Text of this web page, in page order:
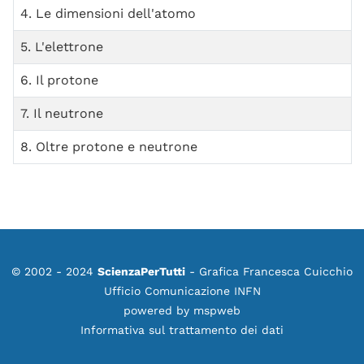
4. Le dimensioni dell'atomo
5. L'elettrone
6. Il protone
7. Il neutrone
8. Oltre protone e neutrone
© 2002 - 2024 ScienzaPerTutti - Grafica Francesca Cuicchio
Ufficio Comunicazione INFN
powered by mspweb
Informativa sul trattamento dei dati